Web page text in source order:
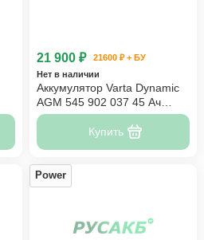
21 900 ₽
21600 ₽ + БУ
Нет в наличии
Аккумулятор Varta Dynamic
AGM 545 902 037 45 Ач
прям пол
Купить
Power